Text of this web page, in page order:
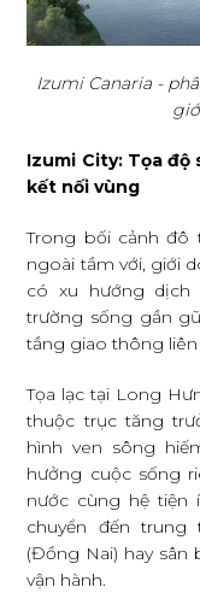
Izumi Canaria -
Izumi City: Tọa
kết nối vùng
Trong bối cảnh đô
ngoài tầm với, giới
có xu hướng dịch
trường sống gần
tầng giao thông
Tọa lạc tại Long
thuộc trục tăng
hình ven sông
hưởng cuộc sống
nước cùng hệ tiện
chuyển đến trung
(Đồng Nai) hay sân
vận hành.